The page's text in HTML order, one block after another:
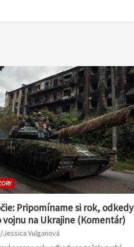
Pripomíname si rok, odkedy
vojnu na Ukrajine (Komentár)
Jessica Vulganová